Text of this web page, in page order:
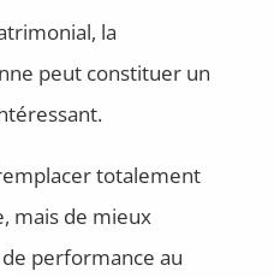
la
peut constituer un
totalement
mais de mieux
performance au